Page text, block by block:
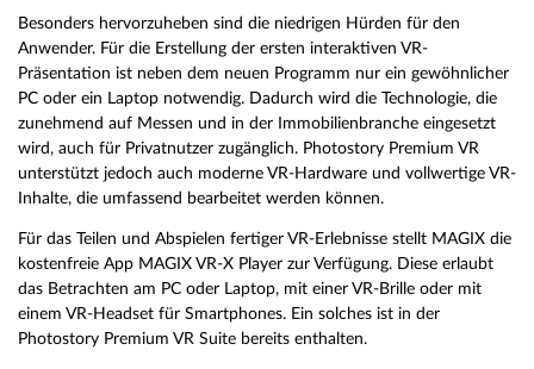
Besonders hervorzuheben sind die niedrigen Hürden für den
Anwender. Für die Erstellung der ersten interaktiven VR-
Präsentation ist neben dem neuen Programm nur ein gewöhnlicher
PC oder ein Laptop notwendig. Dadurch wird die Technologie, die
zunehmend auf Messen und in der Immobilienbranche eingesetzt
wird, auch für Privatnutzer zugänglich. Photostory Premium VR
unterstützt jedoch auch moderne VR-Hardware und vollwertige VR-
Inhalte, die umfassend bearbeitet werden können.
Für das Teilen und Abspielen fertiger VR-Erlebnisse stellt MAGIX die
kostenfreie App MAGIX VR-X Player zur Verfügung. Diese erlaubt
das Betrachten am PC oder Laptop, mit einer VR-Brille oder mit
einem VR-Headset für Smartphones. Ein solches ist in der
Photostory Premium VR Suite bereits enthalten.